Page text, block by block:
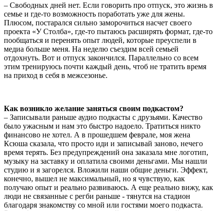
– Свободных дней нет. Если говорить про отпуск, это жизнь в
семье и где-то возможность поработать уже для жены.
Плюсом, постарался сильно заморочиться насчет своего
проекта «У Столба», где-то пытаюсь расширять формат, где-то
пообщаться и перенять опыт людей, которые преуспели в
медиа больше меня. На неделю съездим всей семьей
отдохнуть. Вот и отпуск закончился. Параллельно со всем
этим тренируюсь почти каждый день, чтоб не тратить время
на приход в себя в межсезонье.
Как возникло желание заняться своим подкастом?
– Записывали раньше аудио подкасты с друзьями. Качество
было ужасным и нам это быстро надоело. Тратиться никто
финансово не хотел. А в прошедшем феврале, моя жена
Ксюша сказала, что просто иди и записывай заново, нечего
время терять. Без предупреждений она заказала мне логотип,
музыку на заставку и оплатила своими деньгами. Мы нашли
студию и я загорелся. Вложили наши общие деньги. Эффект,
конечно, вышел не максимальный, но я чувствую, как
получаю опыт и реально развиваюсь. А еще реально вижу, как
люди не связанные с регби раньше - тянутся на стадион
благодаря знакомству со мной или гостями моего подкаста.